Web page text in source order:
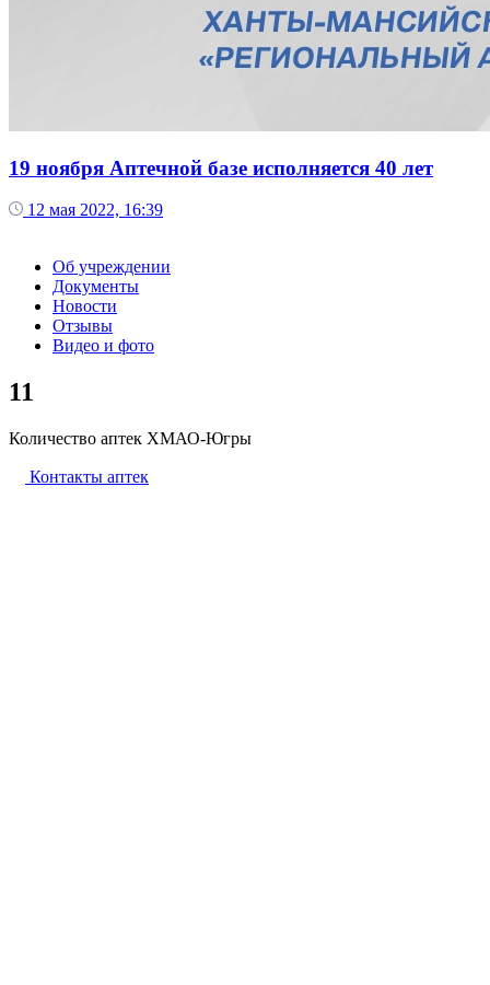
19 ноября Аптечной базе исполняется 40 лет
12 мая 2022, 16:39
Об учреждении
Документы
Новости
Отзывы
Видео и фото
11
Количество аптек ХМАО-Югры
Контакты аптек